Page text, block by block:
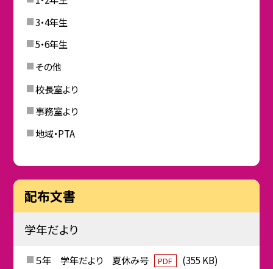
3・4年生
5・6年生
その他
校長室より
事務室より
地域・PTA
配布文書
学年だより
５年 学年だより 夏休み号 PDF
(355 KB)